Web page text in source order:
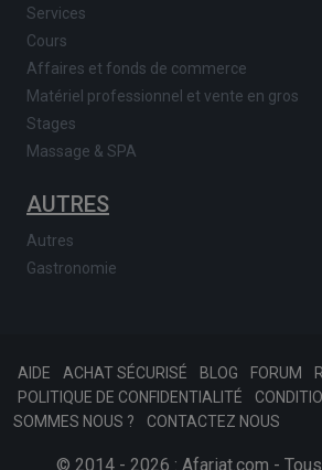
Services
Cours
Affaires et fonds de commerce
Matériel professionnel et vente en gros
Stages
Massage & SPA
AUTRES
Autres
Gastronomie
AIDE ACHAT SÉCURISÉ BLOG FORUM
POLITIQUE DE CONFIDENTIALITÉ
SOMMES NOUS ?
CONTACTEZ NOUS
© 2014 - 2026 : Afariat.com -